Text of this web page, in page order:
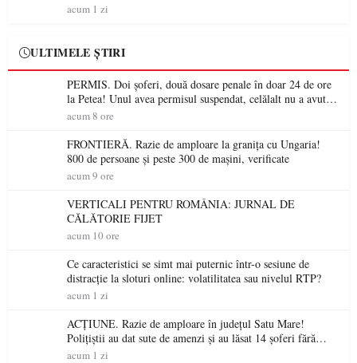
acum 1 zi
ULTIMELE ȘTIRI
PERMIS. Doi șoferi, două dosare penale în doar 24 de ore
la Petea! Unul avea permisul suspendat, celălalt nu a avut
niciodată permis
acum 8 ore
FRONTIERĂ. Razie de amploare la granița cu Ungaria!
800 de persoane și peste 300 de mașini, verificate
acum 9 ore
VERTICALI PENTRU ROMÂNIA: JURNAL DE
CĂLĂTORIE FIJET
acum 10 ore
Ce caracteristici se simt mai puternic într-o sesiune de
distracție la sloturi online: volatilitatea sau nivelul RTP?
acum 1 zi
ACȚIUNE. Razie de amploare în județul Satu Mare!
Polițiștii au dat sute de amenzi și au lăsat 14 șoferi fără
permis într-o singură zi
acum 1 zi